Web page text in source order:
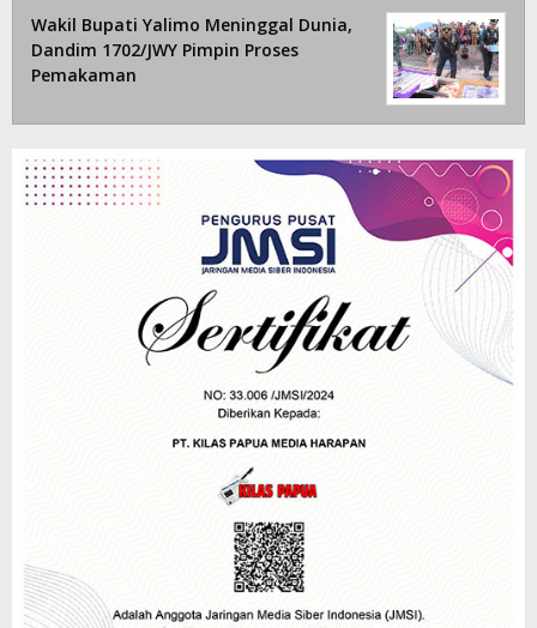
Wakil Bupati Yalimo Meninggal Dunia,
Dandim 1702/JWY Pimpin Proses
Pemakaman